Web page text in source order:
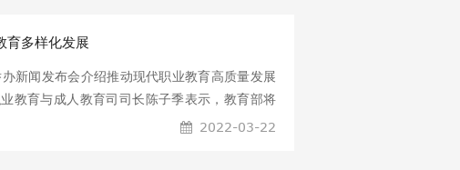
育多样化发展
闻发布会介绍推动现代职业教育高质量发展
教育与成人教育司司长陈子季表示，教育部将
发展。 针对中职教育主要存在的办学定位不
2022-03-22